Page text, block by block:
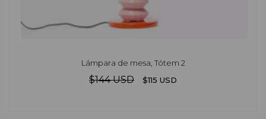
Lámpara de mesa, Tótem 2
$144 USD $115 USD